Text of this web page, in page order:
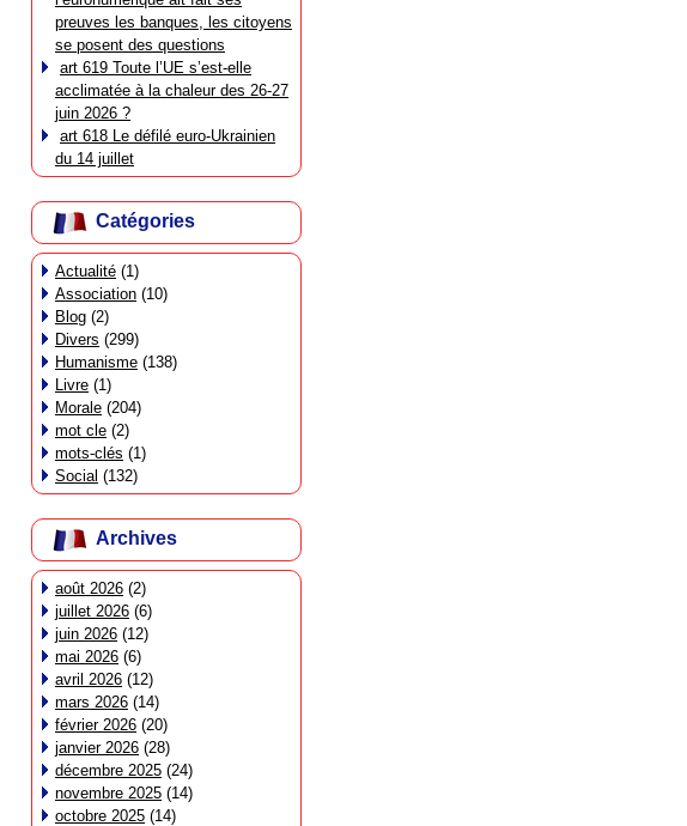
preuves les banques, les citoyens
se posent des questions
art 619 Toute l’UE s’est-elle
acclimatée à la chaleur des 26-27
juin 2026 ?
art 618 Le défilé euro-Ukrainien
du 14 juillet
Catégories
Actualité (1)
Association (10)
Blog (2)
Divers (299)
Humanisme (138)
Livre (1)
Morale (204)
mot cle (2)
mots-clés (1)
Social (132)
Archives
août 2026 (2)
juillet 2026 (6)
juin 2026 (12)
mai 2026 (6)
avril 2026 (12)
mars 2026 (14)
février 2026 (20)
janvier 2026 (28)
décembre 2025 (24)
novembre 2025 (14)
octobre 2025 (14)